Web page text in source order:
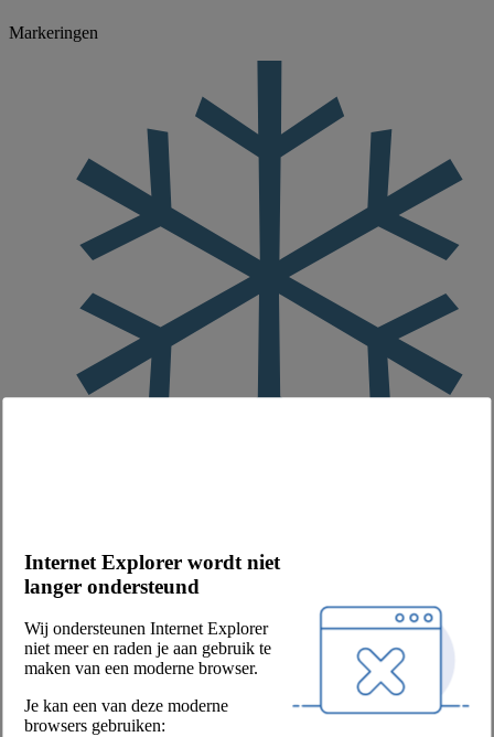
Internet Explorer wordt niet
langer ondersteund
Wij ondersteunen Internet Explorer
niet meer en raden je aan gebruik te
maken van een moderne browser.
Je kan een van deze moderne
browsers gebruiken:
Markeringen
Mora
Productbeschrijving
Mora sito® gold, voorgefrituurd, diepvries. Inhoud: 21x125g. Voor
de meest actuele productinformatie verwijzen we u naar de
verpakking.
Voedingswaarden per 100 g:
energie - kj
807 kJ